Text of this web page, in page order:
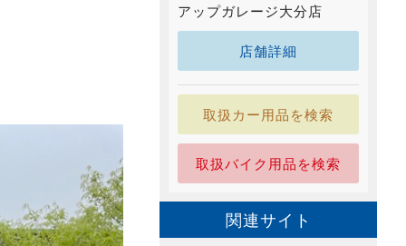
アップガレージ大分店
店舗詳細
取扱カー用品を検索
取扱バイク用品を検索
関連サイト